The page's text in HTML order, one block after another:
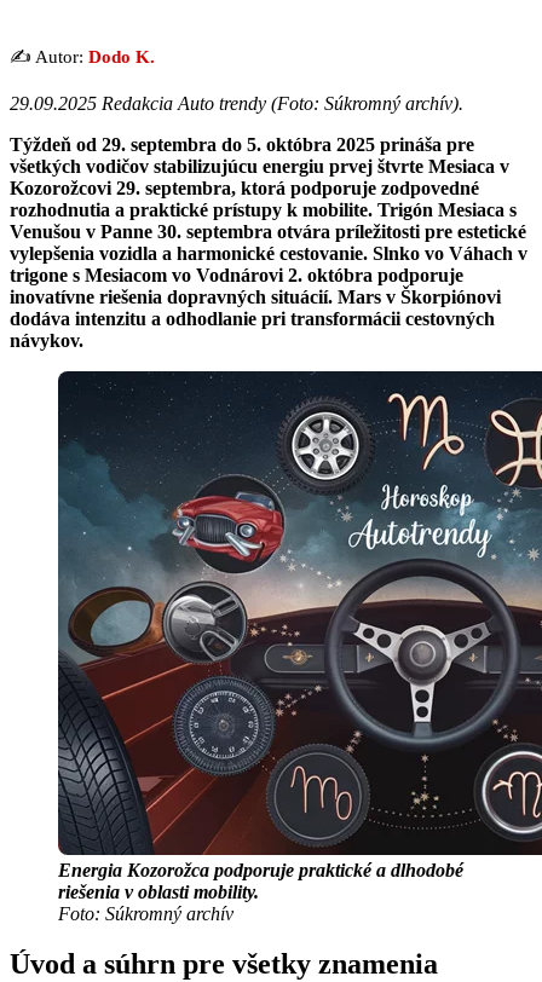
✍️ Autor: Dodo K.
29.09.2025 Redakcia Auto trendy (Foto: Súkromný archív).
Týždeň od 29. septembra do 5. októbra 2025 prináša pre
všetkých vodičov stabilizujúcu energiu prvej štvrte Mesiaca v
Kozorožcovi 29. septembra, ktorá podporuje zodpovedné
rozhodnutia a praktické prístupy k mobilite. Trigón Mesiaca s
Venušou v Panne 30. septembra otvára príležitosti pre estetické
vylepšenia vozidla a harmonické cestovanie. Slnko vo Váhach v
trigone s Mesiacom vo Vodnárovi 2. októbra podporuje
inovatívne riešenia dopravných situácií. Mars v Škorpiónovi
dodáva intenzitu a odhodlanie pri transformácii cestovných
návykov.
Energia Kozorožca podporuje praktické a dlhodobé
riešenia v oblasti mobility.
Foto: Súkromný archív
Úvod a súhrn pre všetky znamenia